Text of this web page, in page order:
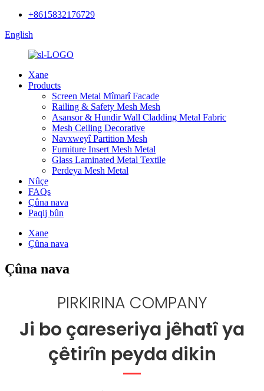
+8615832176729
English
Xane
Products
Screen Metal Mîmarî Facade
Railing & Safety Mesh Mesh
Asansor & Hundir Wall Cladding Metal Fabric
Mesh Ceiling Decorative
Navxweyî Partition Mesh
Furniture Insert Mesh Metal
Glass Laminated Metal Textile
Perdeya Mesh Metal
Nûçe
FAQs
Çûna nava
Paqij bûn
Xane
Çûna nava
Çûna nava
PIRKIRINA COMPANY
Ji bo çareseriya jêhatî ya
çêtirîn peyda dikin